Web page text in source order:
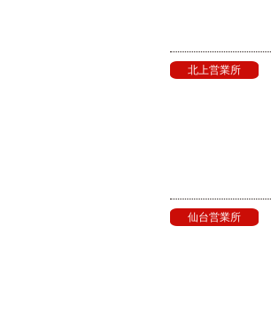
北上営業所
仙台営業所